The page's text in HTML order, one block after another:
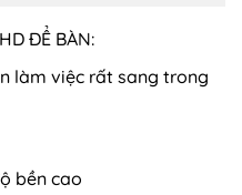
ĐỂ BÀN:
làm việc rất sang trong
bền cao